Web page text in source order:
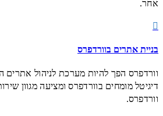
אחר.

בניית אתרים בוורדפרס
וורדפרס הפך להיות מערכת לניהול אתרים
דיגיטל מומחים בוורדפרס ומציעה מגוון
וורדפרס.